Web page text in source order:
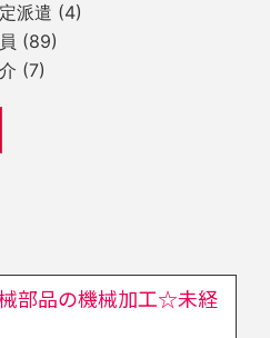
部品の機械加工☆未経
派遣 (4)
(89)
(7)